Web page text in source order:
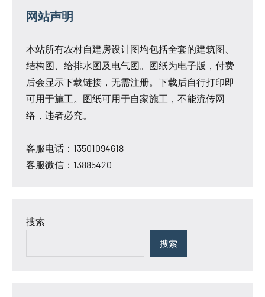
页网站声明
本站所有农村自建房设计图均包括全套的建筑图、
结构图、给排水图及电气图。图纸为电子版，付费
后会显示下载链接，无需注册。下载后自行打印即
可用于施工。图纸可用于自家施工，不能流传网
络，违者必究。
客服电话：13501094618
客服微信：13885420
搜索
搜索